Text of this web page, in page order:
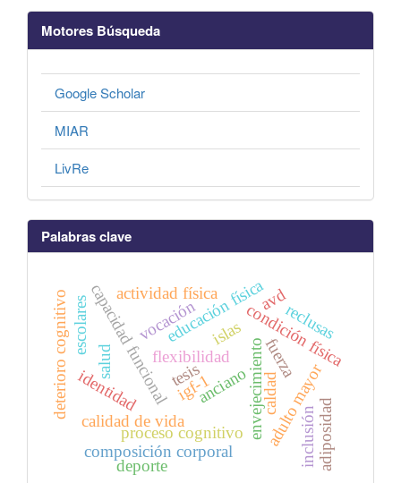
Motores Búsqueda
Google Scholar
MIAR
LivRe
Palabras clave
envejecimientofuerza
flexibilidad
capacidad funcional anciano
calidad de vida
proceso cognitivo
vocación
identidad
educación físicacondición física
composición corporal
reclusas
islas
actividad física
deterioro cognitivo adulto mayor
inclusiónadiposidad
escolares
tesis
avd
igf-1
salud
caldad
deporte